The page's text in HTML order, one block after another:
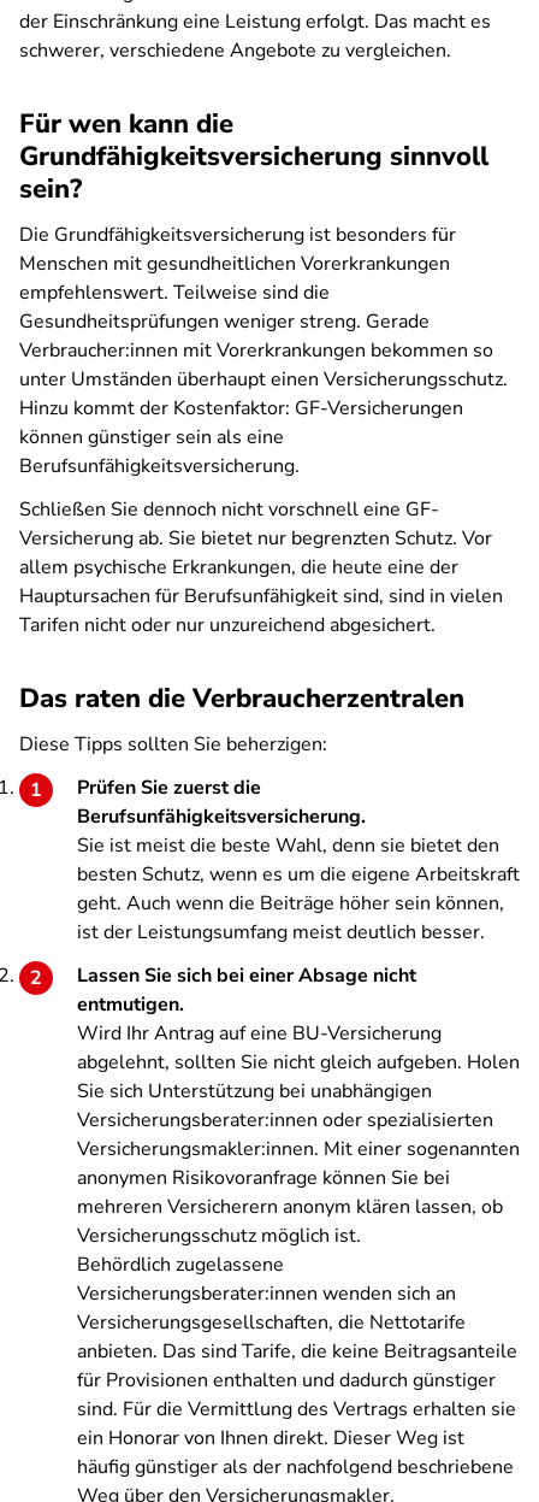
der Einschränkung eine Leistung erfolgt. Das macht es
schwerer, verschiedene Angebote zu vergleichen.
Für wen kann die
Grundfähigkeitsversicherung sinnvoll
sein?
Die Grundfähigkeitsversicherung ist besonders für
Menschen mit gesundheitlichen Vorerkrankungen
empfehlenswert. Teilweise sind die
Gesundheitsprüfungen weniger streng. Gerade
Verbraucher:innen mit Vorerkrankungen bekommen so
unter Umständen überhaupt einen Versicherungsschutz.
Hinzu kommt der Kostenfaktor: GF-Versicherungen
können günstiger sein als eine
Berufsunfähigkeitsversicherung.
Schließen Sie dennoch nicht vorschnell eine GF-
Versicherung ab. Sie bietet nur begrenzten Schutz. Vor
allem psychische Erkrankungen, die heute eine der
Hauptursachen für Berufsunfähigkeit sind, sind in vielen
Tarifen nicht oder nur unzureichend abgesichert.
Das raten die Verbraucherzentralen
Diese Tipps sollten Sie beherzigen:
Prüfen Sie zuerst die
Berufsunfähigkeitsversicherung.
Sie ist meist die beste Wahl, denn sie bietet den
besten Schutz, wenn es um die eigene Arbeitskraft
geht. Auch wenn die Beiträge höher sein können,
ist der Leistungsumfang meist deutlich besser.
Lassen Sie sich bei einer Absage nicht
entmutigen.
Wird Ihr Antrag auf eine BU-Versicherung
abgelehnt, sollten Sie nicht gleich aufgeben. Holen
Sie sich Unterstützung bei unabhängigen
Versicherungsberater:innen oder spezialisierten
Versicherungsmakler:innen. Mit einer sogenannten
anonymen Risikovoranfrage können Sie bei
mehreren Versicherern anonym klären lassen, ob
Versicherungsschutz möglich ist.
Behördlich zugelassene
Versicherungsberater:innen wenden sich an
Versicherungsgesellschaften, die Nettotarife
anbieten. Das sind Tarife, die keine Beitragsanteile
für Provisionen enthalten und dadurch günstiger
sind. Für die Vermittlung des Vertrags erhalten sie
ein Honorar von Ihnen direkt. Dieser Weg ist
häufig günstiger als der nachfolgend beschriebene
Weg über den Versicherungsmakler.